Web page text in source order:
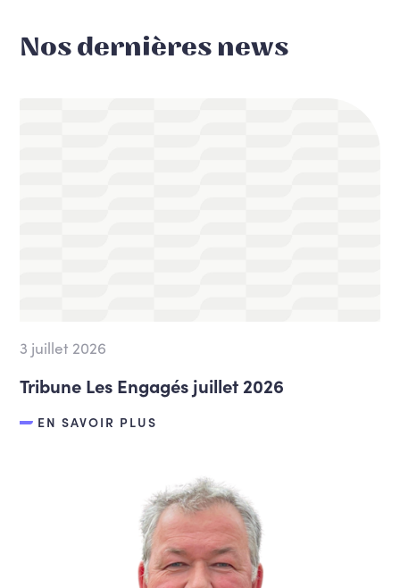
Nos dernières news
3 juillet 2026
Tribune Les Engagés juillet 2026
EN SAVOIR PLUS